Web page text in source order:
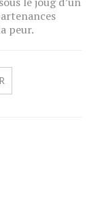
peur.